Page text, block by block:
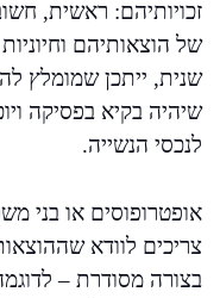
זכויותיהם: ראשית,
של הוצאותיהם
שנית, ייתכן שמומלץ
שיהיה בקיא בפסיקה
לנכסי הנשייה.
אופטרופוסים או בני
צריכים לוודא
בצורה מסודרת –